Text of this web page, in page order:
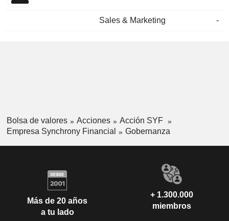
Sales & Marketing -
Bolsa de valores Acciones
Acción SYF
Empresa Synchrony Financial
Gobernanza
Más de 20 años
a tu lado
+ 1.300.000
miembros